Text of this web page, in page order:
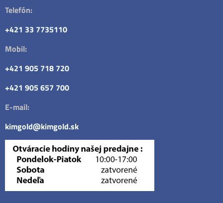
Telefón:
+421 33 7735110
Mobil:
+421 905 718 720
+421 905 657 700
E-mail:
kimgold@kimgold.sk